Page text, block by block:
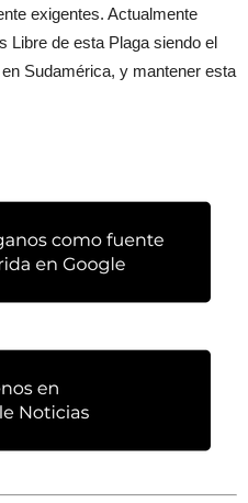
exigentes. Actualmente
Libre de esta Plaga siendo el
Sudamérica, y mantener esta